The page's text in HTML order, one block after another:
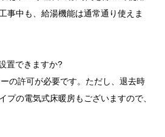
事中も、給湯機能は通常通り使えま
置できますか?
の許可が必要です。ただし、退去時
プの電気式床暖房もございますので、